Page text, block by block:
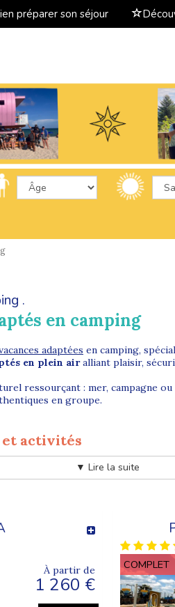
préparer son séjour
.
en camping
adaptées en camping,
en plein airalliant plaisir,
ressourçant : mer, campagne
en groupe.
et activités
actives et accessibles :
.
un environnement sécurisant
avec Supernova ?
humaines, accessibles et
et moments de partage.
▼ Lire la suite
À partir de
1 260 €
COMPLET